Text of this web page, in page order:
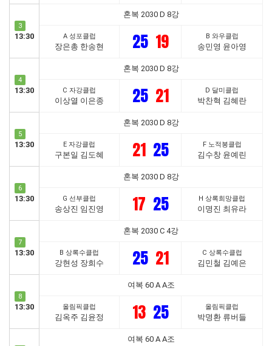
3
13:30
혼복 2030 D 8강
A 성포클럽
장은총 한송현 25 19 B 와우클럽
송민영 윤아영
4
13:30
혼복 2030 D 8강
C 자강클럽
이상열 이은종 25 21 D 달미클럽
박찬혁 김혜란
5
13:30
혼복 2030 D 8강
E 자강클럽
구본일 김도혜 21 25 F 노적봉클럽
김수창 윤예린
6
13:30
혼복 2030 D 8강
G 선부클럽
송상진 임진영 17 25 H 상록희망클럽
이명진 최유라
7
13:30
혼복 2030 C 4강
B 상록수클럽
강현성 장희수 25 21 C 상록수클럽
김민철 김예은
8
13:30
여복 60 A A조
올림픽클럽
김옥주 김윤정 13 25 올림픽클럽
박명환 류버들
여복 60 A A조